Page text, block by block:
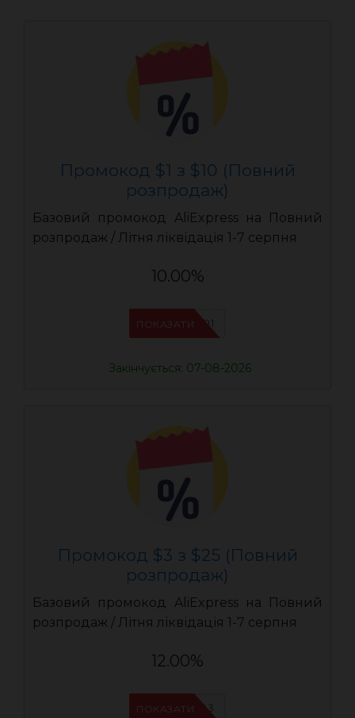
Промокод $1 з $10 (Повний
розпродаж)
Базовий промокод AliExpress на Повний
розпродаж / Літня ліквідація 1-7 серпня
10.00%
UASC01
ПОКАЗАТИ
Закінчується: 07-08-2026
Промокод $3 з $25 (Повний
розпродаж)
Базовий промокод AliExpress на Повний
розпродаж / Літня ліквідація 1-7 серпня
12.00%
UASC03
ПОКАЗАТИ